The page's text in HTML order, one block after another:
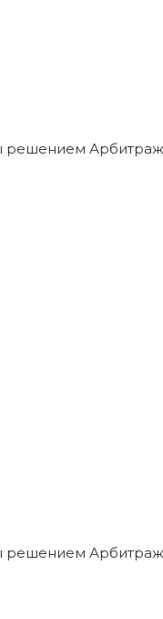
решением